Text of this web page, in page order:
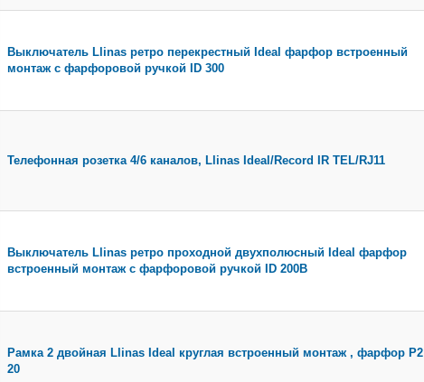
Выключатель Llinas ретро перекрестный Ideal фарфор встроенный
монтаж с фарфоровой ручкой ID 300
Телефонная розетка 4/6 каналов, Llinas Ideal/Record IR TEL/RJ11
Выключатель Llinas ретро проходной двухполюсный Ideal фарфор
встроенный монтаж с фарфоровой ручкой ID 200B
Рамка 2 двойная Llinas Ideal круглая встроенный монтаж , фарфор P2
20